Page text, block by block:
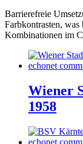
Barrierefreie
Farbkontrasten,
Kombinationen im
Wiener
1958